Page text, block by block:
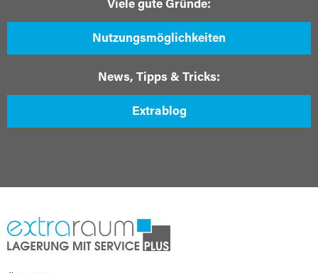
Viele gute Gründe:
Nutzungsmöglichkeiten
News, Tipps & Tricks:
Extrablog